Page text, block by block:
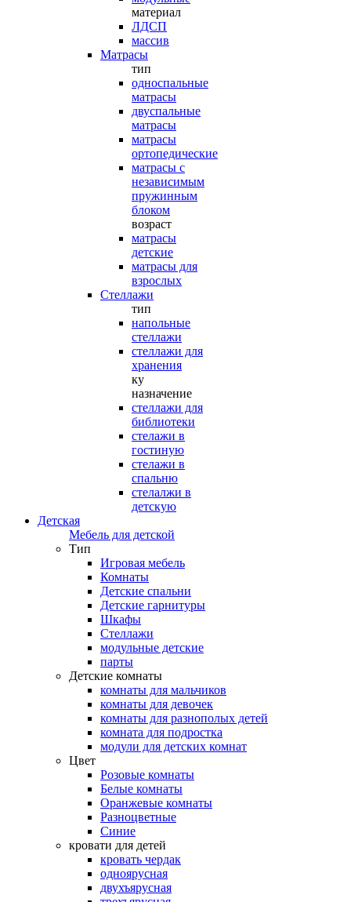
материал
ЛДСП
массив
Матрасы
тип
односпальные
матрасы
двуспальные
матрасы
матрасы
ортопедические
матрасы с
независимым
пружинным
блоком
возраст
матрасы
детские
матрасы для
взрослых
Стеллажи
тип
напольные
стеллажи
стеллажи для
хранения
ку
назначение
стеллажи для
библиотеки
стелажи в
гостиную
стелажи в
спальню
стелалжи в
детскую
Детская
Мебель для детской
Тип
Игровая мебель
Комнаты
Детские спальни
Детские гарнитуры
Шкафы
Стеллажи
модульные детские
парты
Детские комнаты
комнаты для мальчиков
комнаты для девочек
комнаты для разнополых детей
комната для подростка
модули для детских комнат
Цвет
Розовые комнаты
Белые комнаты
Оранжевые комнаты
Разноцветные
Синие
кровати для детей
кровать чердак
одноярусная
двухъярусная